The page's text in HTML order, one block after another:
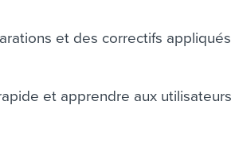
et des correctifs
et apprendre aux